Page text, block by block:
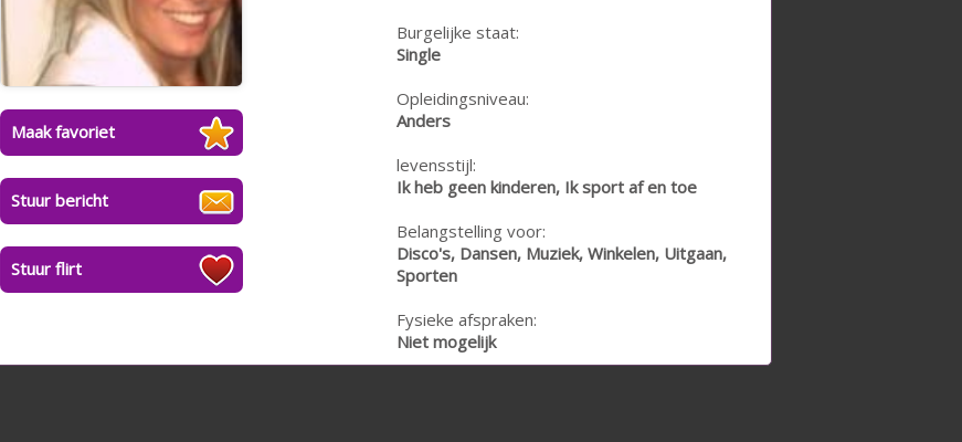
Maak favoriet
Stuur bericht
Stuur flirt
Burgelijke staat:
Single
Opleidingsniveau:
Anders
levensstijl:
Ik heb geen kinderen, Ik sport af en toe
Belangstelling voor:
Disco's, Dansen, Muziek, Winkelen, Uitgaan,
Sporten
Fysieke afspraken:
Niet mogelijk